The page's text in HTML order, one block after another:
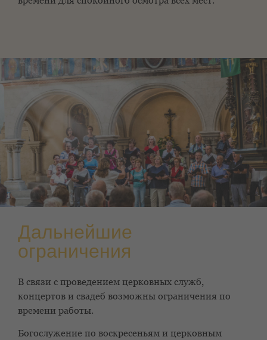
Дальнейшие
ограничения
В связи с проведением церковных служб,
концертов и свадеб возможны ограничения по
времени работы.
Богослужение по воскресеньям и церковным